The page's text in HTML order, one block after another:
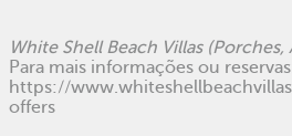
White Shell Beach Villas(Porches,
Para mais informações ou
https://
offers